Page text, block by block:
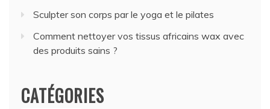
Sculpter son corps par le yoga et le pilates
Comment nettoyer vos tissus africains wax avec
des produits sains ?
CATÉGORIES